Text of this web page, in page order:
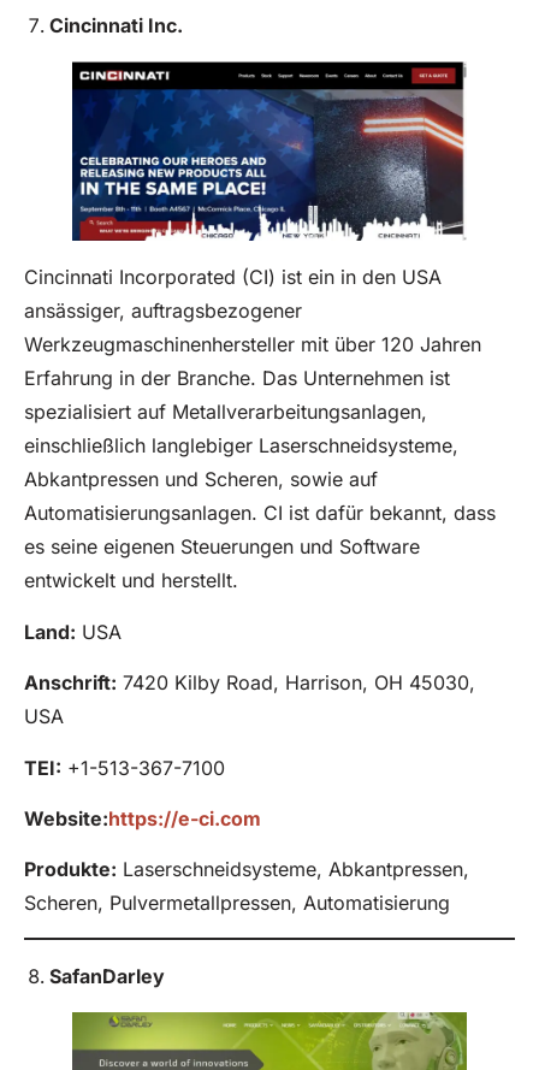
Cincinnati Inc.
Cincinnati Incorporated (CI) ist ein in den USA
ansässiger, auftragsbezogener
Werkzeugmaschinenhersteller mit über 120 Jahren
Erfahrung in der Branche. Das Unternehmen ist
spezialisiert auf Metallverarbeitungsanlagen,
einschließlich langlebiger Laserschneidsysteme,
Abkantpressen und Scheren, sowie auf
Automatisierungsanlagen. CI ist dafür bekannt, dass
es seine eigenen Steuerungen und Software
entwickelt und herstellt.
Land: USA
Anschrift: 7420 Kilby Road, Harrison, OH 45030,
USA
TEI: +1-513-367-7100
Website:https://e-ci.com
Produkte: Laserschneidsysteme, Abkantpressen,
Scheren, Pulvermetallpressen, Automatisierung
SafanDarley